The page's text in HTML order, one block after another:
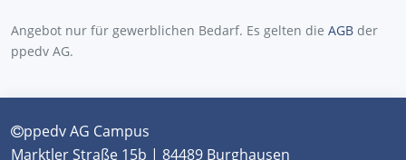
Angebot nur für gewerblichen Bedarf. Es gelten die AGB der
ppedv AG.
ppedv AG Campus
Marktler Straße 15b | 84489 Burghausen